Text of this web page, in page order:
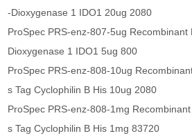
-Dioxygenase 1 IDO1 20ug 2080
ProSpec PRS-enz-807-5ug
Dioxygenase 1 IDO1 5ug 800
ProSpec PRS-enz-808-10ug
s Tag Cyclophilin B His 10ug 2080
ProSpec PRS-enz-808-1mg
s Tag Cyclophilin B His 1mg 83720